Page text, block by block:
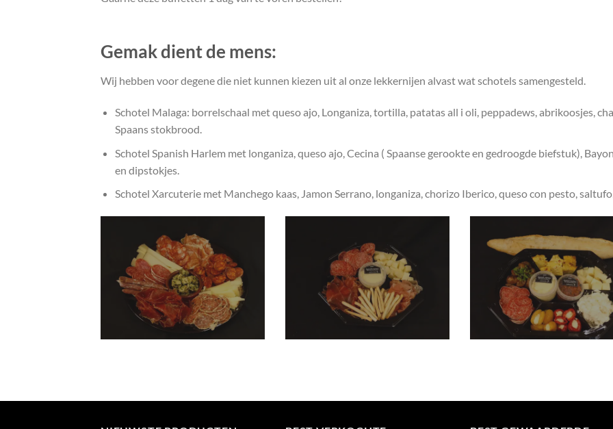
Gemak dient de mens:
Wij hebben voor degene die niet kunnen kiezen uit al onze lekkernijen alvast wat schotels samengesteld.
Schotel Malaga: borrelschaal met queso ajo, Longaniza, tortilla, patatas all i oli, peppadews, abrikoosjes,
Spaans stokbrood.
Schotel Spanish Harlem met longaniza, queso ajo, Cecina ( Spaanse gerookte en gedroogde biefstuk),
en dipstokjes.
Schotel Xarcuterie met Manchego kaas, Jamon Serrano, longaniza, chorizo Iberico, queso con pesto,